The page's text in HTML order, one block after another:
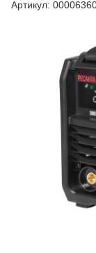
Артикул: